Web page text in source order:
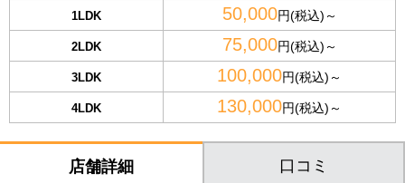
1LDK 50,000円(税込)～
2LDK 75,000円(税込)～
3LDK 100,000円(税込)～
4LDK 130,000円(税込)～
店舗詳細 口コミ